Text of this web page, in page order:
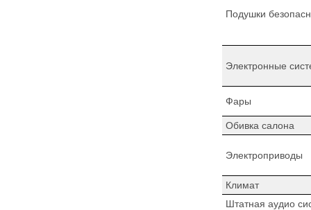
Подушки
Электронные
Фары
Обивка салона
Электроприводы
Климат
Штатная аудио